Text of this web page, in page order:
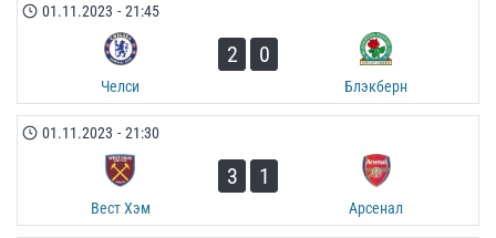
01.11.2023 - 21:45
Челси
2 0
Блэкберн
01.11.2023 - 21:30
Вест Хэм
3 1
Арсенал